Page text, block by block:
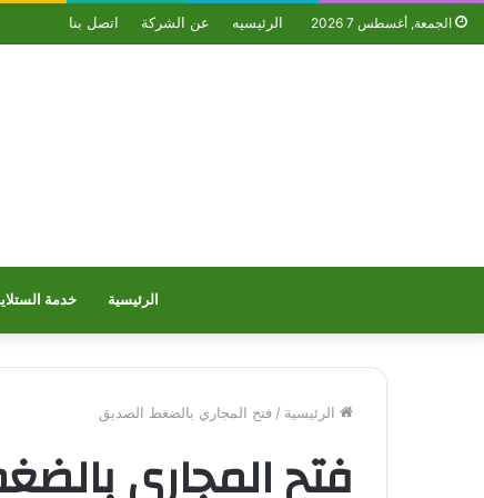
الجمعة, أغسطس 7 2026 الرئيسيه عن الشركة اتصل بنا
الرئيسية خدمة
الرئيسية / فتح المجاري بالضغط الصديق
فتح المجاري